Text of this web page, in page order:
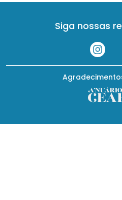
Siga nossas